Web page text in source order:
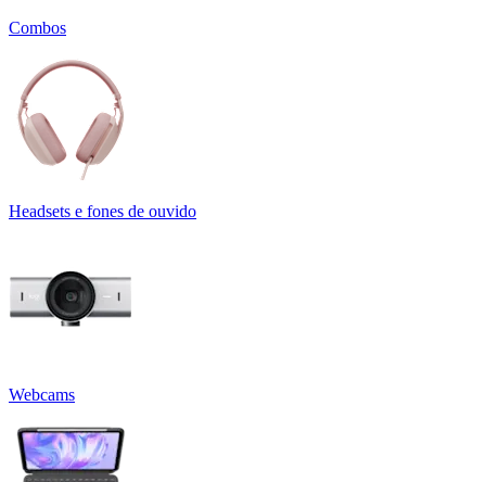
Combos
Headsets e fones de ouvido
Webcams